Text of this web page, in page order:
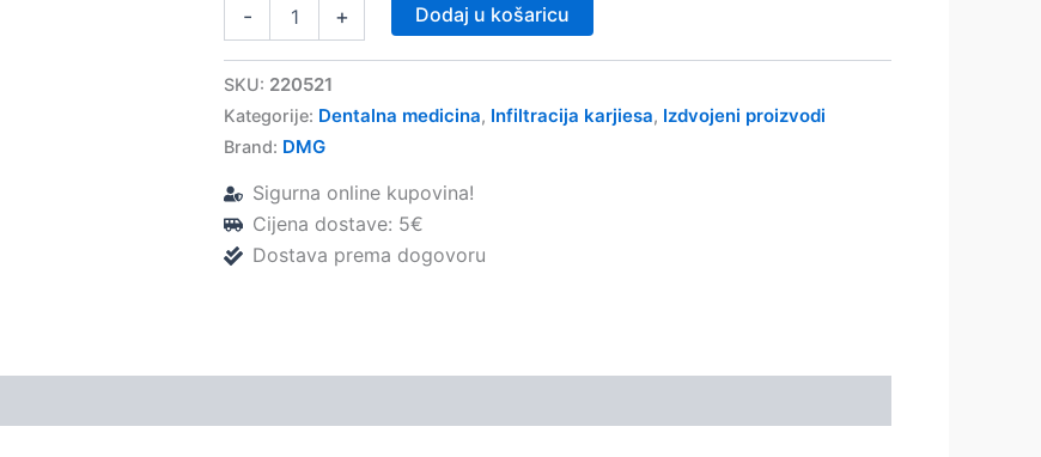
-
Vestibular
DMG
+ Dodaj u košaricu
SKU: 220521
Kategorije: Dentalna medicina, Infiltracija karjiesa, Izdvojeni proizvodi
Brand: DMG
Sigurna online kupovina!
Cijena dostave: 5€
Dostava prema dogovoru